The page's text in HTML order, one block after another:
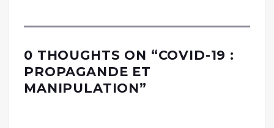
0 THOUGHTS ON “COVID-19 :
PROPAGANDE ET
MANIPULATION”